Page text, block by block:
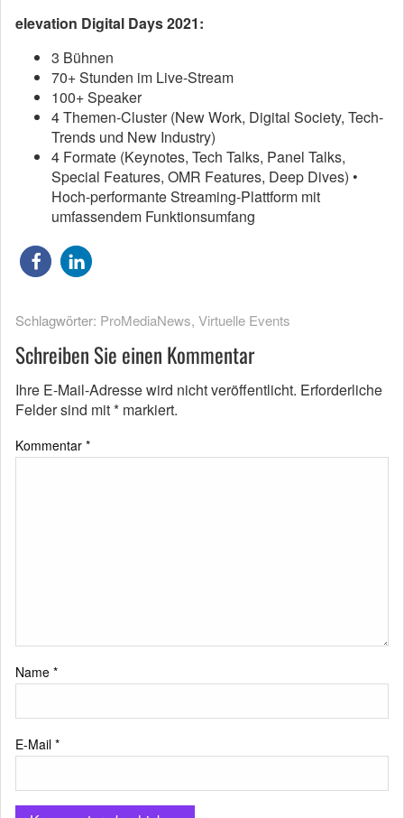
elevation Digital Days 2021:
3 Bühnen
70+ Stunden im Live-Stream
100+ Speaker
4 Themen-Cluster (New Work, Digital Society, Tech-
Trends und New Industry)
4 Formate (Keynotes, Tech Talks, Panel Talks,
Special Features, OMR Features, Deep Dives) •
Hoch-performante Streaming-Plattform mit
umfassendem Funktionsumfang
Schlagwörter: ProMediaNews, Virtuelle Events
Schreiben Sie einen Kommentar
Ihre E-Mail-Adresse wird nicht veröffentlicht. Erforderliche
Felder sind mit* markiert.
Kommentar *
Name *
E-Mail *